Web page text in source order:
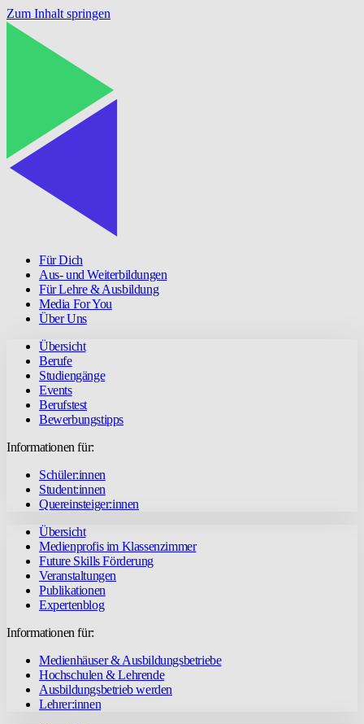
Zum Inhalt springen
Für Dich
Aus- und Weiterbildungen
Für Lehre & Ausbildung
Media For You
Über Uns
Übersicht
Berufe
Studiengänge
Events
Berufstest
Bewerbungstipps
Informationen für:
Schüler:innen
Student:innen
Quereinsteiger:innen
Übersicht
Medienprofis im Klassenzimmer
Future Skills Förderung
Veranstaltungen
Publikationen
Expertenblog
Informationen für:
Medienhäuser & Ausbildungsbetriebe
Hochschulen & Lehrende
Ausbildungsbetrieb werden
Lehrer:innen